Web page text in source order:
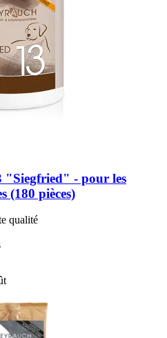
"Siegfried" -​ pour les
(180 pièces)
qualité